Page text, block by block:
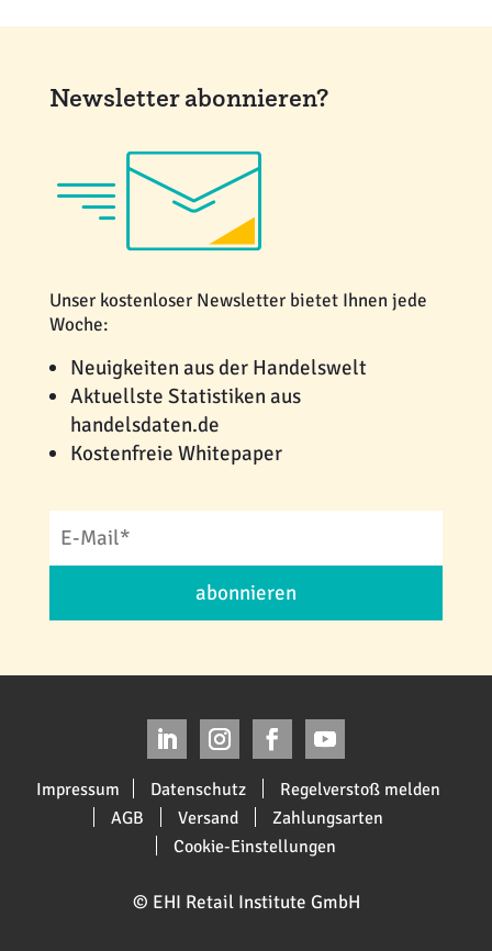
Newsletter abonnieren?
Unser kostenloser Newsletter bietet Ihnen jede
Woche:
Neuigkeiten aus der Handelswelt
Aktuellste Statistiken aus
handelsdaten.de
Kostenfreie Whitepaper
abonnieren
Impressum Datenschutz
Regelverstoß melden
AGB
Versand
Zahlungsarten
Cookie-Einstellungen
© EHI Retail Institute GmbH